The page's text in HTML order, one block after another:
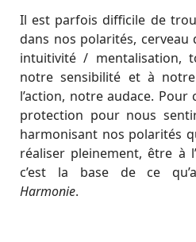
Il est parfois difficile de
dans nos polarités,
intuitivité / mentalisation,
notre sensibilité et à
l’action, notre audace.
protection pour nous
harmonisant nos polarités
réaliser pleinement, être à
c’est la base de ce
Harmonie.